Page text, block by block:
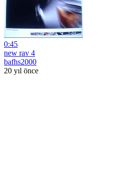
0:45
new rav 4
bafhs2000
20 yıl önce